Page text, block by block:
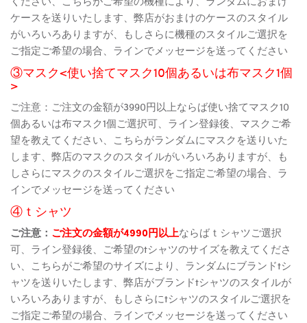
ケースを送りいたします、弊店がおまけのケースのスタイル
がいろいろありますが、もしさらに機種のスタイルご選択を
ご指定ご希望の場合、ラインでメッセージを送ってください
③マスク<使い捨てマスク10個あるいは布マスク1個
>
ご注意：ご注文の金額が3990円以上ならば使い捨てマスク10
個あるいは布マスク1個ご選択可、ライン登録後、マスクご希
望を教えてください、こちらがランダムにマスクを送りいた
します、弊店のマスクのスタイルがいろいろありますが、も
しさらにマスクのスタイルご選択をご指定ご希望の場合、ラ
インでメッセージを送ってください
④ｔシャツ
ご注意： ご注文の金額が4990円以上ならばｔシャツご選択
可、ライン登録後、ご希望のtシャツのサイズを教えてくださ
い、こちらがご希望のサイズにより、ランダムにブランドtシ
ャツを送りいたします、弊店がブランドtシャツのスタイルが
いろいろありますが、もしさらにtシャツのスタイルご選択を
ご指定ご希望の場合、ラインでメッセージを送ってください